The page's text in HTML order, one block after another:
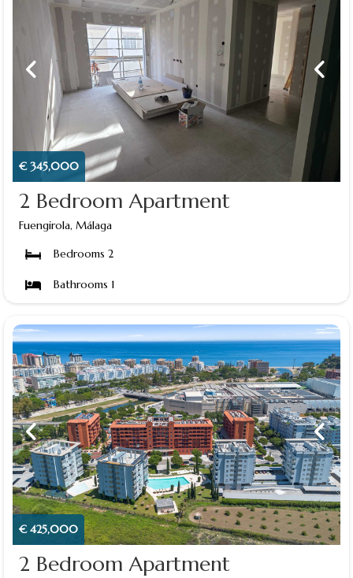
€ 345,000
2 Bedroom Apartment
Fuengirola, Málaga
Bedrooms 2
Bathrooms 1
€ 425,000
2 Bedroom Apartment